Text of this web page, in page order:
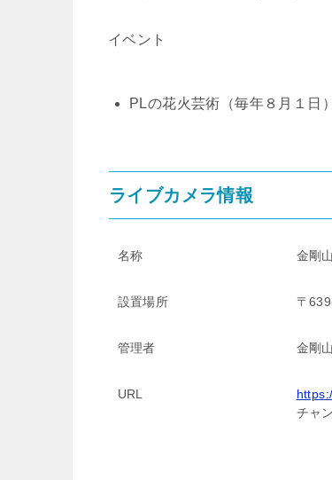
イベント
PLの花火芸術（毎年８月１日）
ライブカメラ情報
名称 金剛
設置場所 〒
管理者 金剛
URL
チャ